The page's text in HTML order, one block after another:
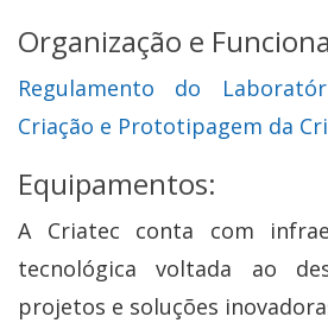
Organização e
Regulamento do
Criação e Prototipagem da
Equipamentos:
A Criatec conta com
tecnológica voltada ao
projetos e soluções